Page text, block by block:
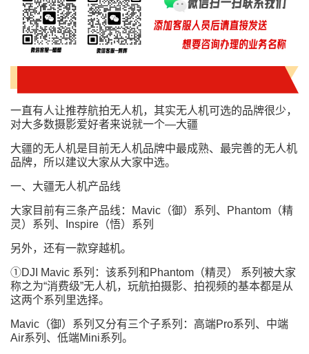
一直有人让推荐航拍无人机，其实无人机可选的品牌很少，
对大多数摄影爱好者来说就一个—大疆
大疆的无人机是目前无人机品牌中最成熟、最完善的无人机
品牌，所以建议大家从大家中选。
一、大疆无人机产品线
大家目前有三条产品线：Mavic（御）系列、Phantom（精
灵）系列、Inspire（悟）系列
另外，还有一款穿越机。
①DJI Mavic 系列：该系列和Phantom（精灵） 系列被大家
称之为“消费级”无人机，玩航拍摄影、拍视频的基本都是从
这两个系列里选择。
Mavic（御）系列又分有三个子系列：高端Pro系列、中端
Air系列、低端Mini系列。